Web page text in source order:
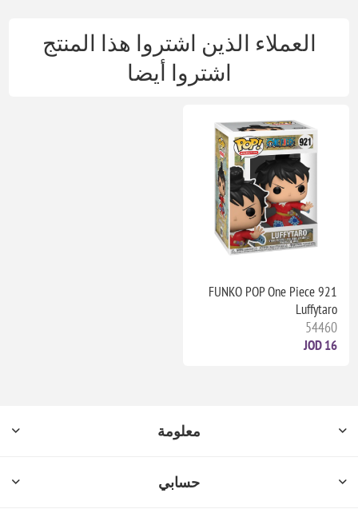
العملاء الذين اشتروا هذا المنتج
اشتروا أيضا
FUNKO POP One Piece 921
Luffytaro
54460
16 JOD
معلومة
حسابي